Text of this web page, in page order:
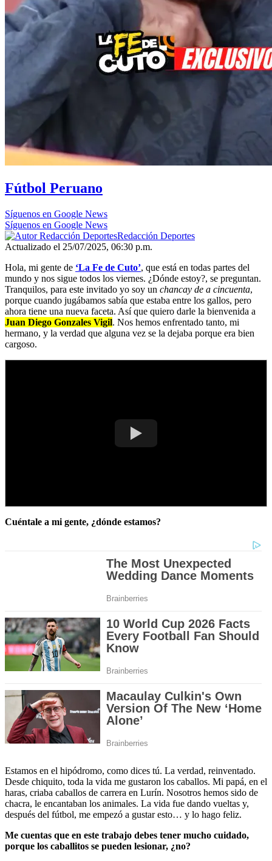
Fútbol Peruano
Síguenos en Google News
Síguenos en Google News
Redacción Deportes
Actualizado el 25/07/2025, 06:30 p.m.
Hola, mi gente de ‘La Fe de Cuto’, que está en todas partes del
mundo y nos sigue todos los viernes. ¿Dónde estoy?, se preguntan.
Tranquilos, para este invitado yo soy un chancay de a cincuenta,
porque cuando jugábamos sabía que estaba entre los gallos, pero
ahora tiene una nueva faceta. Así que quiero darle la bienvenida a
Juan Diego Gonzales Vigil. Nos hemos enfrentado tanto, mi
hermano, y la verdad que alguna vez se la dejaba porque era bien
cargoso.
Cuéntale a mi gente, ¿dónde estamos?
Estamos en el hipódromo, como dices tú. La verdad, reinventado.
Desde chiquito, toda la vida me gustaron los caballos. Mi papá, en el
haras, criaba caballos de carrera en Lurín. Nosotros hemos sido de
chacra, le encantaban los animales. La vida fue dando vueltas y,
después del fútbol, me empezó a gustar esto… y lo hago feliz.
Me cuentas que en este trabajo debes tener mucho cuidado,
porque los caballitos se pueden lesionar, ¿no?